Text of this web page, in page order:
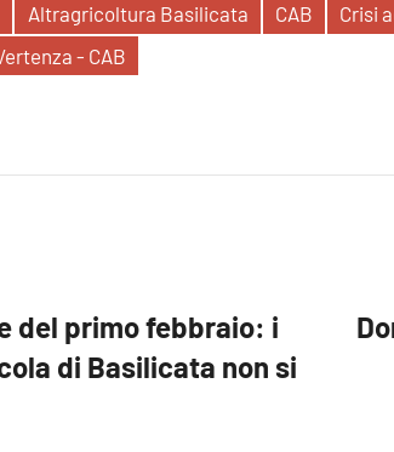
Altragricoltura Basilicata CAB Crisi
- CAB
del primo febbraio: i
di Basilicata non si